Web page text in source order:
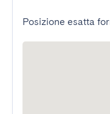
Posizione esatta